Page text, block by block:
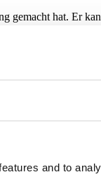
and to
hat. Er
zur
flüchtiger als das
sehr gut),
Schicht